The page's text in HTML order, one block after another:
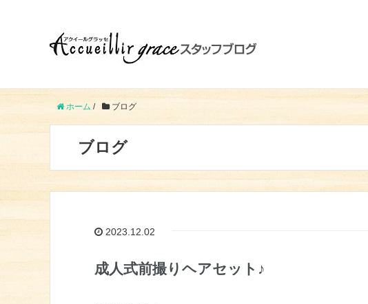
ホーム / ブログ
ブログ
2023.12.02
成人式前撮りヘアセット♪